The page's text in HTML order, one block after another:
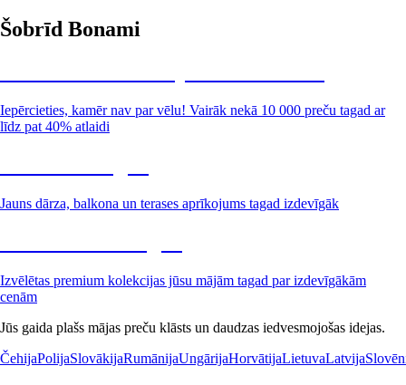
Šobrīd Bonami
Iepērcieties, kamēr nav par vēlu! Vairāk nekā 10 000 preču tagad ar
līdz pat 40% atlaidi
Jauns dārza, balkona un terases aprīkojums tagad izdevīgāk
Izvēlētas premium kolekcijas jūsu mājām tagad par izdevīgākām
cenām
Jūs gaida plašs mājas preču klāsts un daudzas iedvesmojošas idejas.
ČehijaPolijaSlovākijaRumānijaUngārijaHorvātijaLietuvaLatvija